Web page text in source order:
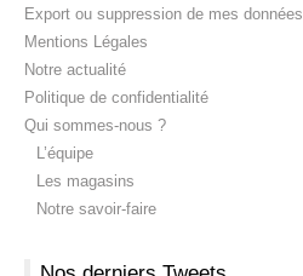
Export ou suppression de mes données
Mentions Légales
Notre actualité
Politique de confidentialité
Qui sommes-nous ?
L’équipe
Les magasins
Notre savoir-faire